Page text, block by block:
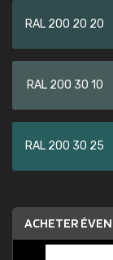
RAL 200 20 20
RAL 200 30 10
RAL 200 30 25
ACHETER